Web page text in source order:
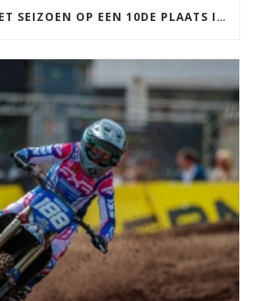
SHANA BEGINT HET SEIZOEN OP EEN 10DE PLAATS IN FRANKRIJK